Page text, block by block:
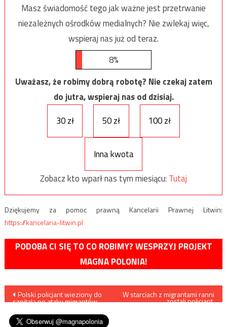
Masz świadomość tego jak ważne jest przetrwanie
niezależnych ośrodków medialnych? Nie zwlekaj więc,
wspieraj nas już od teraz.
8%
Uważasz, że robimy dobrą robotę? Nie czekaj zatem
do jutra, wspieraj nas od dzisiaj.
30 zł
50 zł 100 zł
Inna kwota
Zobacz kto wparł nas tym miesiącu: Tutaj
Dziękujemy za pomoc prawną Kancelarii Prawnej Litwin:
https://kancelaria-litwin.pl
PODOBA CI SIĘ TO CO ROBIMY? WESPRZYJ PROJEKT
MAGNA POLONIA!
Nawigacja
wpisu
Polski policjant wieziony do
szpitala po ataku migrantów.
W starciach z migrantami ranni
zostali policjant,